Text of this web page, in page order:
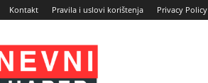
Kontakt Pravila i uslovi korištenja Privacy Policy
Dnevni
Haber